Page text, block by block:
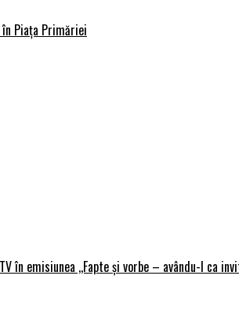
în Piața Primăriei
în emisiunea ,,Fapte și vorbe – avându-l ca